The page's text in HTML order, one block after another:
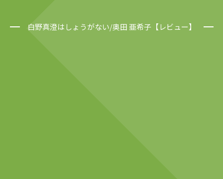
白野真澄はしょうがない/奥田 亜希子【レビュー】